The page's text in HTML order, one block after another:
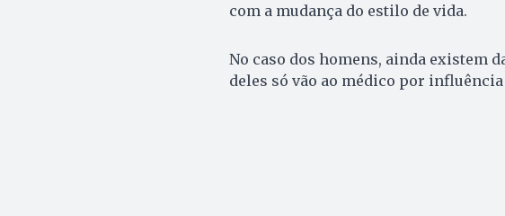
com a mudança do estilo de vida.
No caso dos homens, ainda existem
deles só vão ao médico por